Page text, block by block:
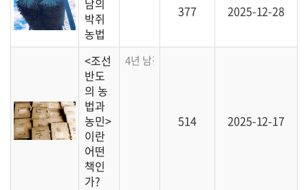
남의
박쥐
농법
377 2025-12-28
<조선
반도
의 농
법과
농민>
이란
어떤
책인
가?
4년 남짓 걸려 완역한 <조선 반도의 농법과
514 2025-12-17